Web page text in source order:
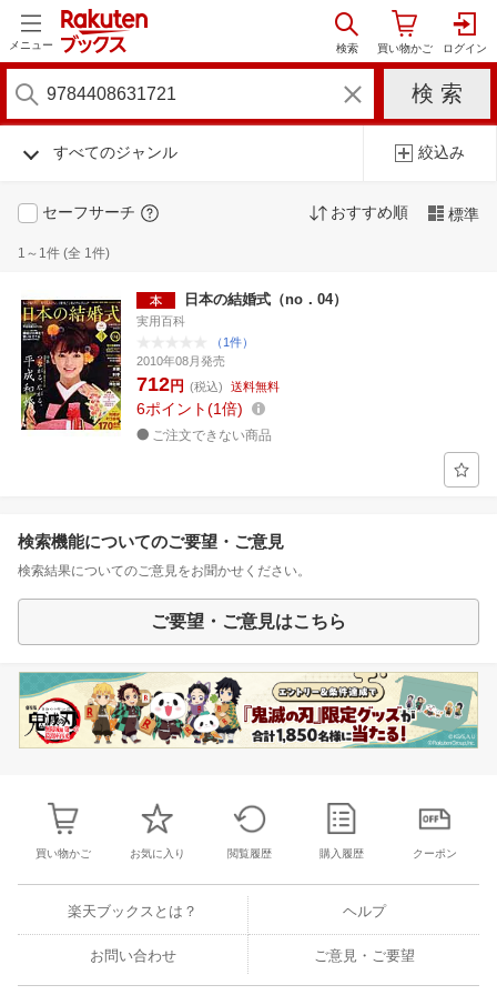
メニュー
すべてのジャンル 絞込み
セーフサーチ おすすめ順 標準
1～1件 (全 1件)
日本の結婚式（no．04）
実用百科
（1件）
2010年08月発売
712円 (税込) 送料無料
6ポイント 1倍
ご注文できない商品
検索機能についてのご要望・ご意見
検索結果についてのご意見をお聞かせください。
ご要望・ご意見はこちら
買い物かご お気に入り 閲覧履歴 購入履歴 クーポン
楽天ブックスとは？ ヘルプ
お問い合わせ ご意見・ご要望